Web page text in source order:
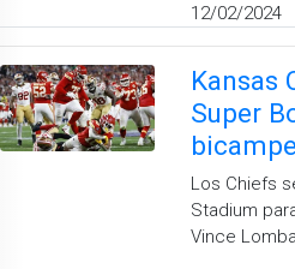
12/02/2024
Kansas
Super
Los Chiefs
Stadium
Vince